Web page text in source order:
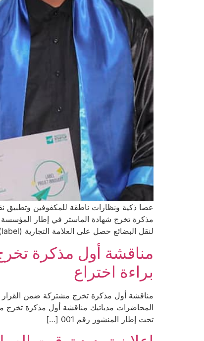
لنقل البضائع حصل على العلامة التجارية (label) […]
مناقشة أول مذكرة
براءة اختراع
تحت إطار المنشور رقم 001 […]